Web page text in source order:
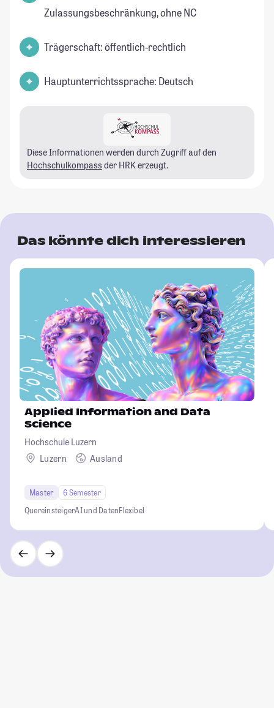
Zulassungsbeschränkung, ohne NC
Trägerschaft: öffentlich-rechtlich
Hauptunterrichtssprache: Deutsch
Diese Informationen werden durch Zugriff auf den
Hochschulkompass der HRK erzeugt.
Das könnte dich interessieren
Applied Information and Data
Science
Hochschule Luzern
Luzern
Ausland
Master
6 Semester
QuereinsteigerAI und DatenFlexibel